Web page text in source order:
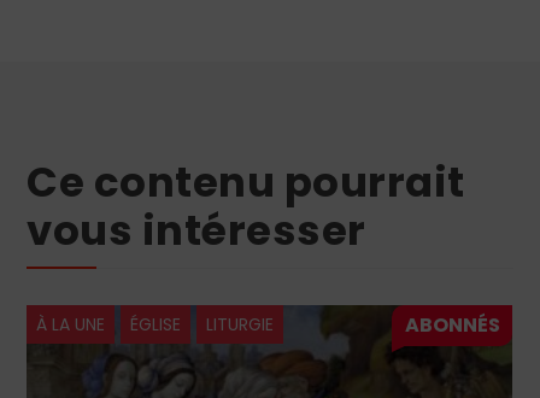
Ce contenu pourrait
vous intéresser
À LA UNE ÉGLISE LITURGIE